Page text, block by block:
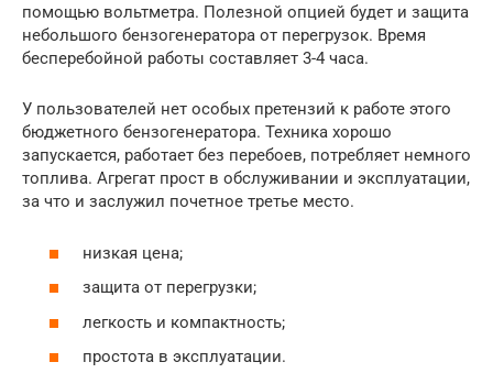
помощью вольтметра. Полезной опцией будет и защита
небольшого бензогенератора от перегрузок. Время
бесперебойной работы составляет 3-4 часа.
У пользователей нет особых претензий к работе этого
бюджетного бензогенератора. Техника хорошо
запускается, работает без перебоев, потребляет немного
топлива. Агрегат прост в обслуживании и эксплуатации,
за что и заслужил почетное третье место.
низкая цена;
защита от перегрузки;
легкость и компактность;
простота в эксплуатации.